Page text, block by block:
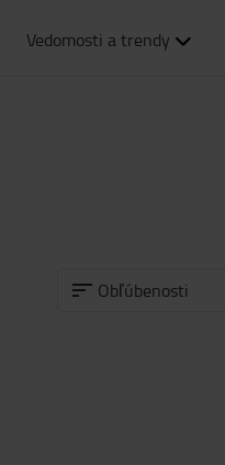
Vedomosti a trendy
Obľúbenosti